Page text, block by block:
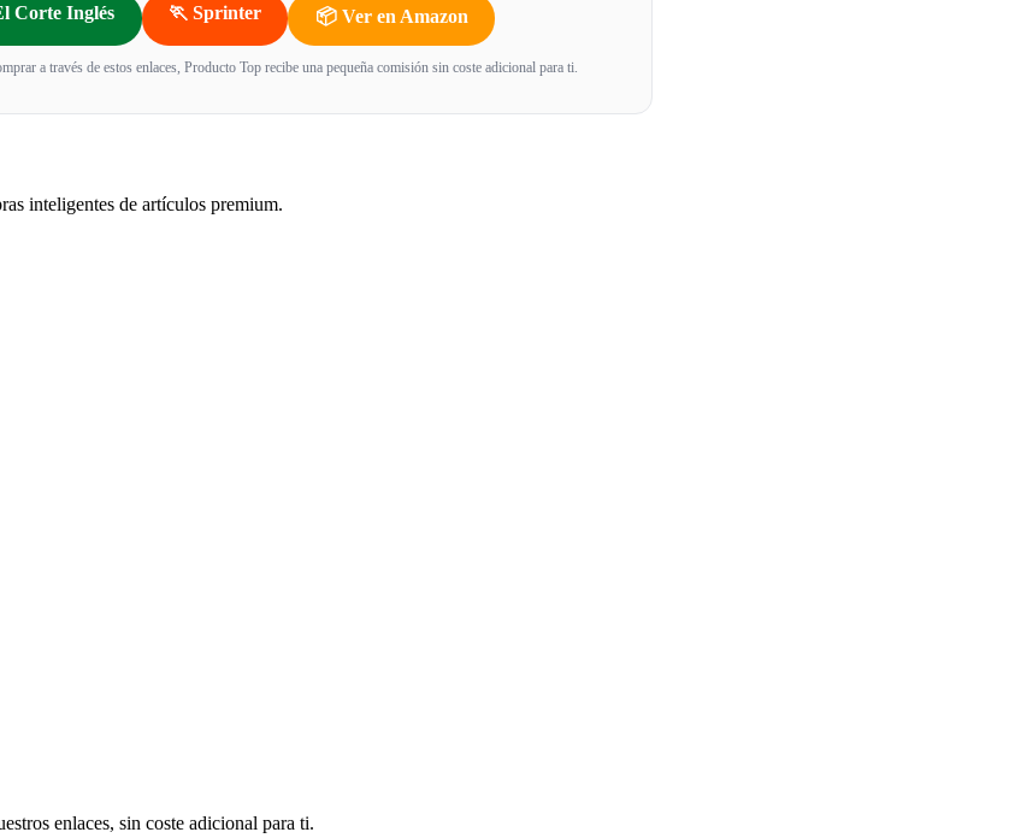
Corte Inglés 🏃 Sprinter 📦 Ver en Amazon
a través de estos enlaces, Producto Top recibe una pequeña comisión sin coste adicional para ti.
inteligentes de artículos premium.
enlaces, sin coste adicional para ti.